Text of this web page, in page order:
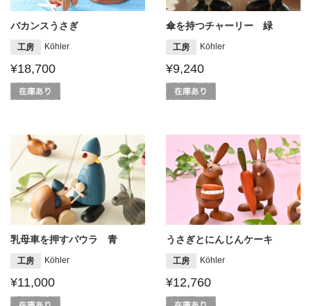
バカンスうさぎ
工房 Köhler
¥18,700
傘を持つチャーリー 緑
工房 Köhler
¥9,240
乳母車を押すパウラ 青
工房 Köhler
¥11,000
うさぎとにんじんケーキ
工房 Köhler
¥12,760